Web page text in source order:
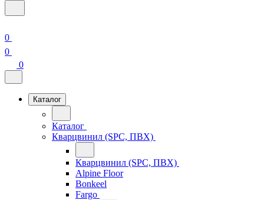
0
0
0
Каталог
Каталог
Кварцвинил (SPC, ПВХ)
Кварцвинил (SPC, ПВХ)
Alpine Floor
Bonkeel
Fargo